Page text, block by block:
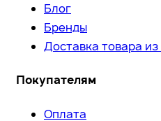
Блог
Бренды
Доставка товара
Покупателям
Оплата